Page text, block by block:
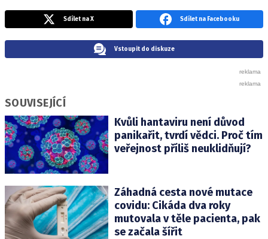
Sdílet na X Sdílet na Facebooku
Vstoupit do diskuze
SOUVISEJÍCÍ
Kvůli hantaviru není důvod
panikařit, tvrdí vědci. Proč tím
veřejnost příliš neuklidňují?
Záhadná cesta nové mutace
covidu: Cikáda dva roky
mutovala v těle pacienta, pak
se začala šířit